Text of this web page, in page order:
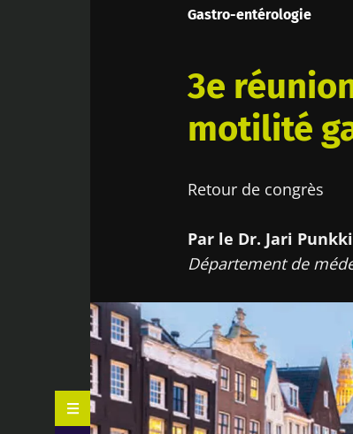
Gastro-entérologie
3e
motilité
Retour de congrès
Par le Dr. Jari
Département de